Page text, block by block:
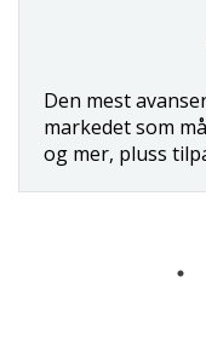
på
(PM), CO2